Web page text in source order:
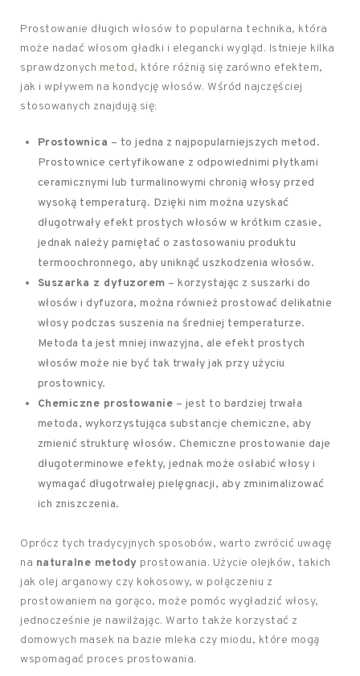
Prostowanie długich włosów to popularna technika, która
może nadać włosom gładki i elegancki wygląd. Istnieje kilka
sprawdzonych metod, które różnią się zarówno efektem,
jak i wpływem na kondycję włosów. Wśród najczęściej
stosowanych znajdują się:
Prostownica – to jedna z najpopularniejszych metod.
Prostownice certyfikowane z odpowiednimi płytkami
ceramicznymi lub turmalinowymi chronią włosy przed
wysoką temperaturą. Dzięki nim można uzyskać
długotrwały efekt prostych włosów w krótkim czasie,
jednak należy pamiętać o zastosowaniu produktu
termoochronnego, aby uniknąć uszkodzenia włosów.
Suszarka z dyfuzorem – korzystając z suszarki do
włosów i dyfuzora, można również prostować delikatnie
włosy podczas suszenia na średniej temperaturze.
Metoda ta jest mniej inwazyjna, ale efekt prostych
włosów może nie być tak trwały jak przy użyciu
prostownicy.
Chemiczne prostowanie – jest to bardziej trwała
metoda, wykorzystująca substancje chemiczne, aby
zmienić strukturę włosów. Chemiczne prostowanie daje
długoterminowe efekty, jednak może osłabić włosy i
wymagać długotrwałej pielęgnacji, aby zminimalizować
ich zniszczenia.
Oprócz tych tradycyjnych sposobów, warto zwrócić uwagę
na naturalne metody prostowania. Użycie olejków, takich
jak olej arganowy czy kokosowy, w połączeniu z
prostowaniem na gorąco, może pomóc wygładzić włosy,
jednocześnie je nawilżając. Warto także korzystać z
domowych masek na bazie mleka czy miodu, które mogą
wspomagać proces prostowania.